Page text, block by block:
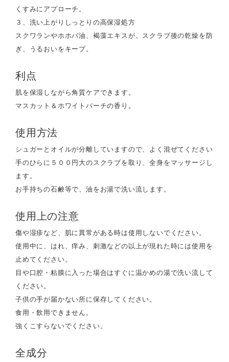
くすみにアプローチ。
３、洗い上がりしっとりの高保湿処方
スクワランやホホバ油、褐藻エキスが、スクラブ後の乾燥を防
ぎ、うるおいをキープ。
利点
肌を保湿しながら角質ケアできます。
マスカット＆ホワイトバーチの香り。
使用方法
シュガーとオイルが分離していますので、よく混ぜてください
手のひらに５００円大のスクラブを取り、全身をマッサージし
ます。
お手持ちの石鹸等で、油をお湯で洗い流します。
使用上の注意
傷や湿疹など、肌に異常がある時は使用しないでください。
使用中に、はれ、痒み、刺激などの以上が現れた時には使用を
止めてください。
目や口腔・粘膜に入った場合はすぐに温かめの湯で洗い流して
ください。
子供の手が届かない所に保存してください。
食用・飲用できません。
強くこすらないでください。
全成分